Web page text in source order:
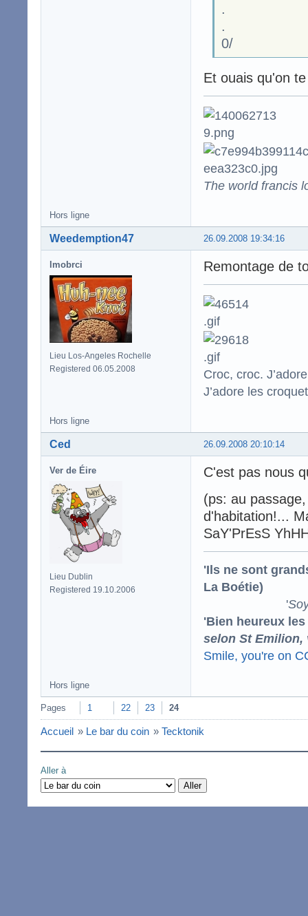
.
.
0/
Et ouais qu'on
The world francis
Hors ligne
26.09.2008 19:34:16
Weedemption47
lmobrci
Lieu Los-Angeles Rochelle
Registered 06.05.2008
Remontage de
Croc, croc.
J’adore les
Hors ligne
26.09.2008 20:10:14
Ced
Ver de Éire
Lieu Dublin
Registered 19.10.2006
C'est pas nous
(ps: au
d'habitation!...
SaY'PrEsS
'Ils ne sont
La Boétie)
'
'Bien heureux
selon St Emilion,
Smile, you're on
Hors ligne
Pages 1 22 23 24
Accueil » Le bar du coin » Tecktonik
Aller à